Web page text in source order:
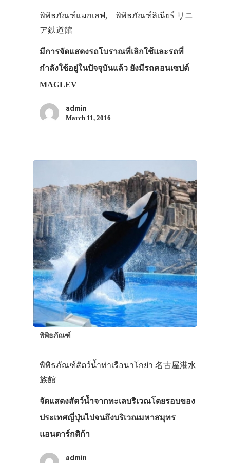
พิพิธภัณฑ์แมกเลฟ, พิพิธภัณฑ์ลิเนียร์ リニ
ア鉄道館
มีการจัดแสดงรถโบราณที่เลิกใช้และรถที่
กำลังใช้อยู่ในปัจจุบันแล้ว ยังมีรถคอนเซปต์
MAGLEV
admin
March 11, 2016
พิพิธภัณฑ์
พิพิธภัณฑ์สัตว์น้ำท่าเรือนาโกย่า 名古屋港水
族館
จัดแสดงสัตว์น้ำจากทะเลบริเวณโดยรอบของ
ประเทศญี่ปุ่นไปจนถึงบริเวณมหาสมุทร
แอนตาร์กติก้า
admin